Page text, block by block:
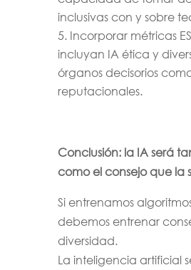
inclusivas con y sobre
Incorporar métricas
incluyan IA ética y
órganos decisorios
reputacionales.
Conclusión: la IA será
como el consejo que la
Si entrenamos
debemos entrenar
diversidad.
La inteligencia artificial